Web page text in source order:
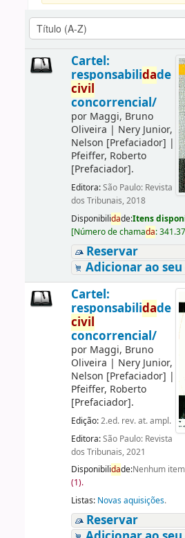
Cartel:
responsabilidade
civil
concorrencial/
por Maggi, Bruno
Oliveira | Nery Junior,
Nelson [Prefaciador] |
Pfeiffer, Roberto
[Prefaciador].
Editora:São Paulo: Revista
dos Tribunais, 2018
Disponibilidade:Itens
[Número de chamada:
Reservar
Adicionar ao
Cartel:
responsabilidade
civil
concorrencial/
por Maggi, Bruno
Oliveira | Nery Junior,
Nelson [Prefaciador] |
Pfeiffer, Roberto
[Prefaciador].
Edição:2.ed. rev. at. ampl.
Editora:São Paulo: Revista
dos Tribunais, 2021
Disponibilidade:Nenhum
(1).
Listas: Novas aquisições.
Reservar